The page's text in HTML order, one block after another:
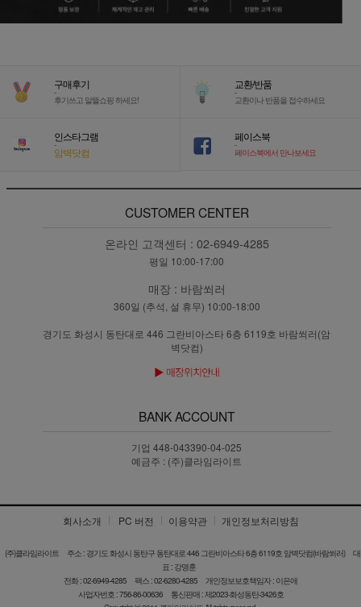
구매후기
-
후기쓰고 알뜰쇼핑 하세요!
교환/반품
-
교환이나 반품을 접수하세요
인스타그램
-
암벽닷컴
페이스북
-
페이스북에서 만나보세요
CUSTOMER CENTER
온라인 고객센터 : 02-6949-4285
평일 10:00-17:00
매장 : 바람쐬러
360일 (추석, 설 휴무) 10:00-18:00
경기도 화성시 동탄대로 446 그란비아스타 6층 6119호 바람쐬러(암
벽닷컴)
BANK ACCOUNT
기업 448-043390-04-025
예금주 : (주)클라임라이트
회사소개 PC 버전 이용약관 개인정보처리방침
(주)클라임라이트 주소 : 경기도 화성시 동탄구 동탄대로 446 그란비아스타 6층 6119호 암벽닷컴(바람쐬러)
대
표 : 강명훈
전화 : 02-6949-4285
팩스 : 02-6280-4285
개인정보보호책임자 : 이은애
사업자번호 : 756-86-00636
통신판매 : 제2023-화성동탄-3426호